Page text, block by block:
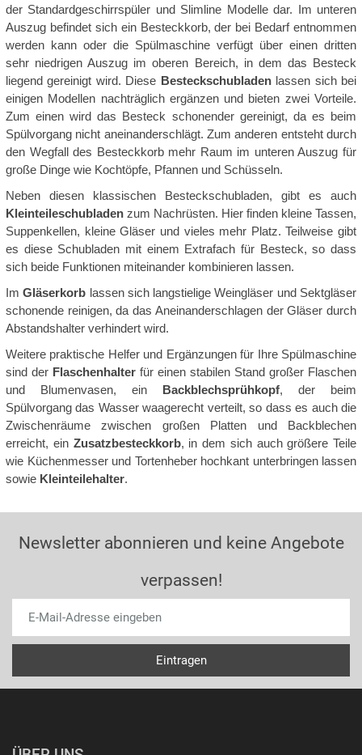
der Standardgeschirrspüler und Slimline Modelle dar. Im unteren
Auszug befindet sich ein Besteckkorb, der bei Bedarf entnommen
werden kann oder die Spülmaschine verfügt über einen dritten
sehr niedrigen Auszug im oberen Bereich, in dem das Besteck
liegend gereinigt wird. Diese Besteckschubladenlassen sich bei
einigen Modellen nachträglich ergänzen und bieten zwei Vorteile.
Zum einen wird das Besteck schonender gereinigt, da es beim
Spülvorgang nicht aneinanderschlägt. Zum anderen entsteht durch
den Wegfall des Besteckkorb mehr Raum im unteren Auszug für
große Dinge wie Kochtöpfe, Pfannen und Schüsseln.
Neben diesen klassischen Besteckschubladen, gibt es auch
Kleinteileschubladen zum Nachrüsten. Hier finden kleine Tassen,
Suppenkellen, kleine Gläser und vieles mehr Platz. Teilweise gibt
es diese Schubladen mit einem Extrafach für Besteck, so dass
sich beide Funktionen miteinander kombinieren lassen.
ImGläserkorb lassen sich langstielige Weingläser und Sektgläser
schonende reinigen, da das Aneinanderschlagen der Gläser durch
Abstandshalter verhindert wird.
Weitere praktische Helfer und Ergänzungen für Ihre Spülmaschine
sind der Flaschenhalter für einen stabilen Stand großer Flaschen
und Blumenvasen, ein Backblechsprühkopf, der beim
Spülvorgang das Wasser waagerecht verteilt, so dass es auch die
Zwischenräume zwischen großen Platten und Backblechen
erreicht, ein Zusatzbesteckkorb, in dem sich auch größere Teile
wie Küchenmesser und Tortenheber hochkant unterbringen lassen
sowie Kleinteilehalter.
Newsletter abonnieren und keine Angebote
verpassen!